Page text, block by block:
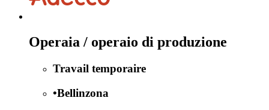
Operaia / operaio di produzione
Travail temporaire
•Bellinzona